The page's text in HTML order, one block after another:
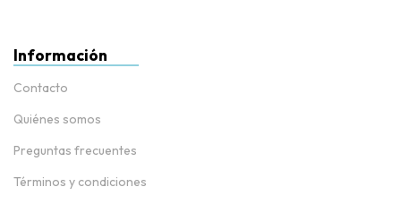
Información
Contacto
Quiénes somos
Preguntas frecuentes
Términos y condiciones